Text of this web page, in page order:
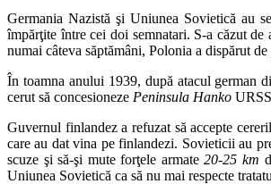
Germania Nazistă şi Uniunea Sovietică au
împărţite între cei doi semnatari. S-a căzut de
numai câteva săptămâni, Polonia a dispărut
În toamna anului 1939, după atacul german
cerut să concesioneze Peninsula Hanko
Guvernul finlandez a refuzat să accepte
care au dat vina pe finlandezi. Sovieticii au
scuze şi să-şi mute forţele armate20-25 km
Uniunea Sovietică ca să nu mai respecte